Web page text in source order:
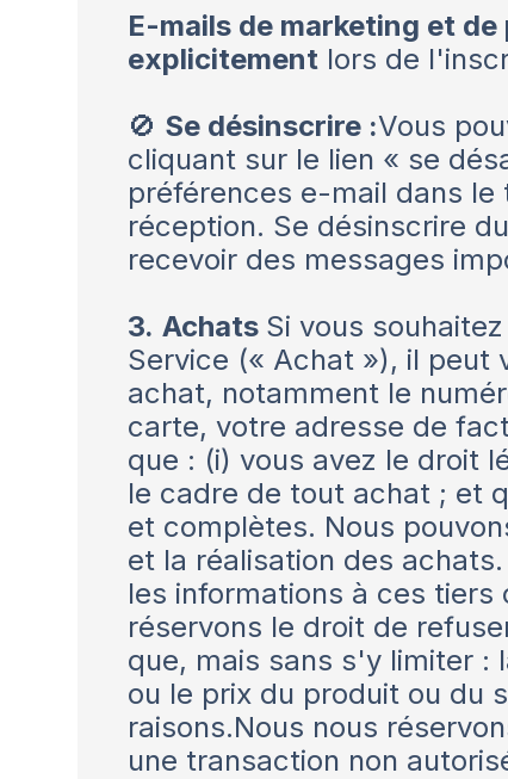
E-mails de marketing et
explicitement lors de
🚫 Se désinscrire :Vous
cliquant sur le lien « se
préférences e-mail dans
réception. Se désinscrire
recevoir des messages
3. Achats Si vous
Service (« Achat »), il peut
achat, notamment le
carte, votre adresse de
que : (i) vous avez le droit
le cadre de tout achat ; et
et complètes. Nous
et la réalisation des
les informations à ces
réservons le droit de
que, mais sans s'y limiter :
ou le prix du produit ou du
raisons.Nous nous
une transaction non